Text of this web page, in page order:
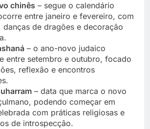
chinês – segue o calendário
entre janeiro e fevereiro, com
danças de dragões e decoração
– o ano-novo judaico
entre setembro e outubro, focado
reflexão e encontros
– data que marca o novo
podendo começar em
com práticas religiosas e
de introspecção.